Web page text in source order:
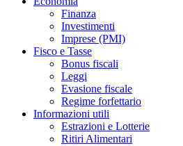
Finanza
Investimenti
Imprese (PMI)
Fisco e Tasse
Bonus fiscali
Leggi
Evasione fiscale
Regime forfettario
Informazioni utili
Estrazioni e Lotterie
Ritiri Alimentari